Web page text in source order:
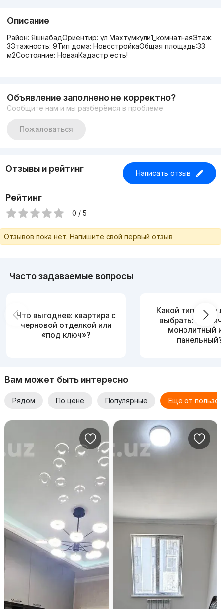
Описание
Район: ЯшнабадОриентир: ул Махтумкули1_комнатнаяЭтаж:
3Этажность: 9Тип дома: НовостройкаОбщая площадь:33
м2Состояние: НоваяКадастр есть!
Объявление заполнено не корректно?
Сообщите нам и мы разберёмся в проблеме
Пожаловаться
Отзывы и рейтинг Написать отзыв
Рейтинг
0 / 5
Отзывов пока нет. Напишите свой первый отзыв
Часто задаваемые вопросы
Что выгоднее: квартира с
черновой отделкой или
«под ключ»?
Какой тип дома
выбрать:
монолитный
Вам может быть интересно
Рядом По цене Популярные Еще от